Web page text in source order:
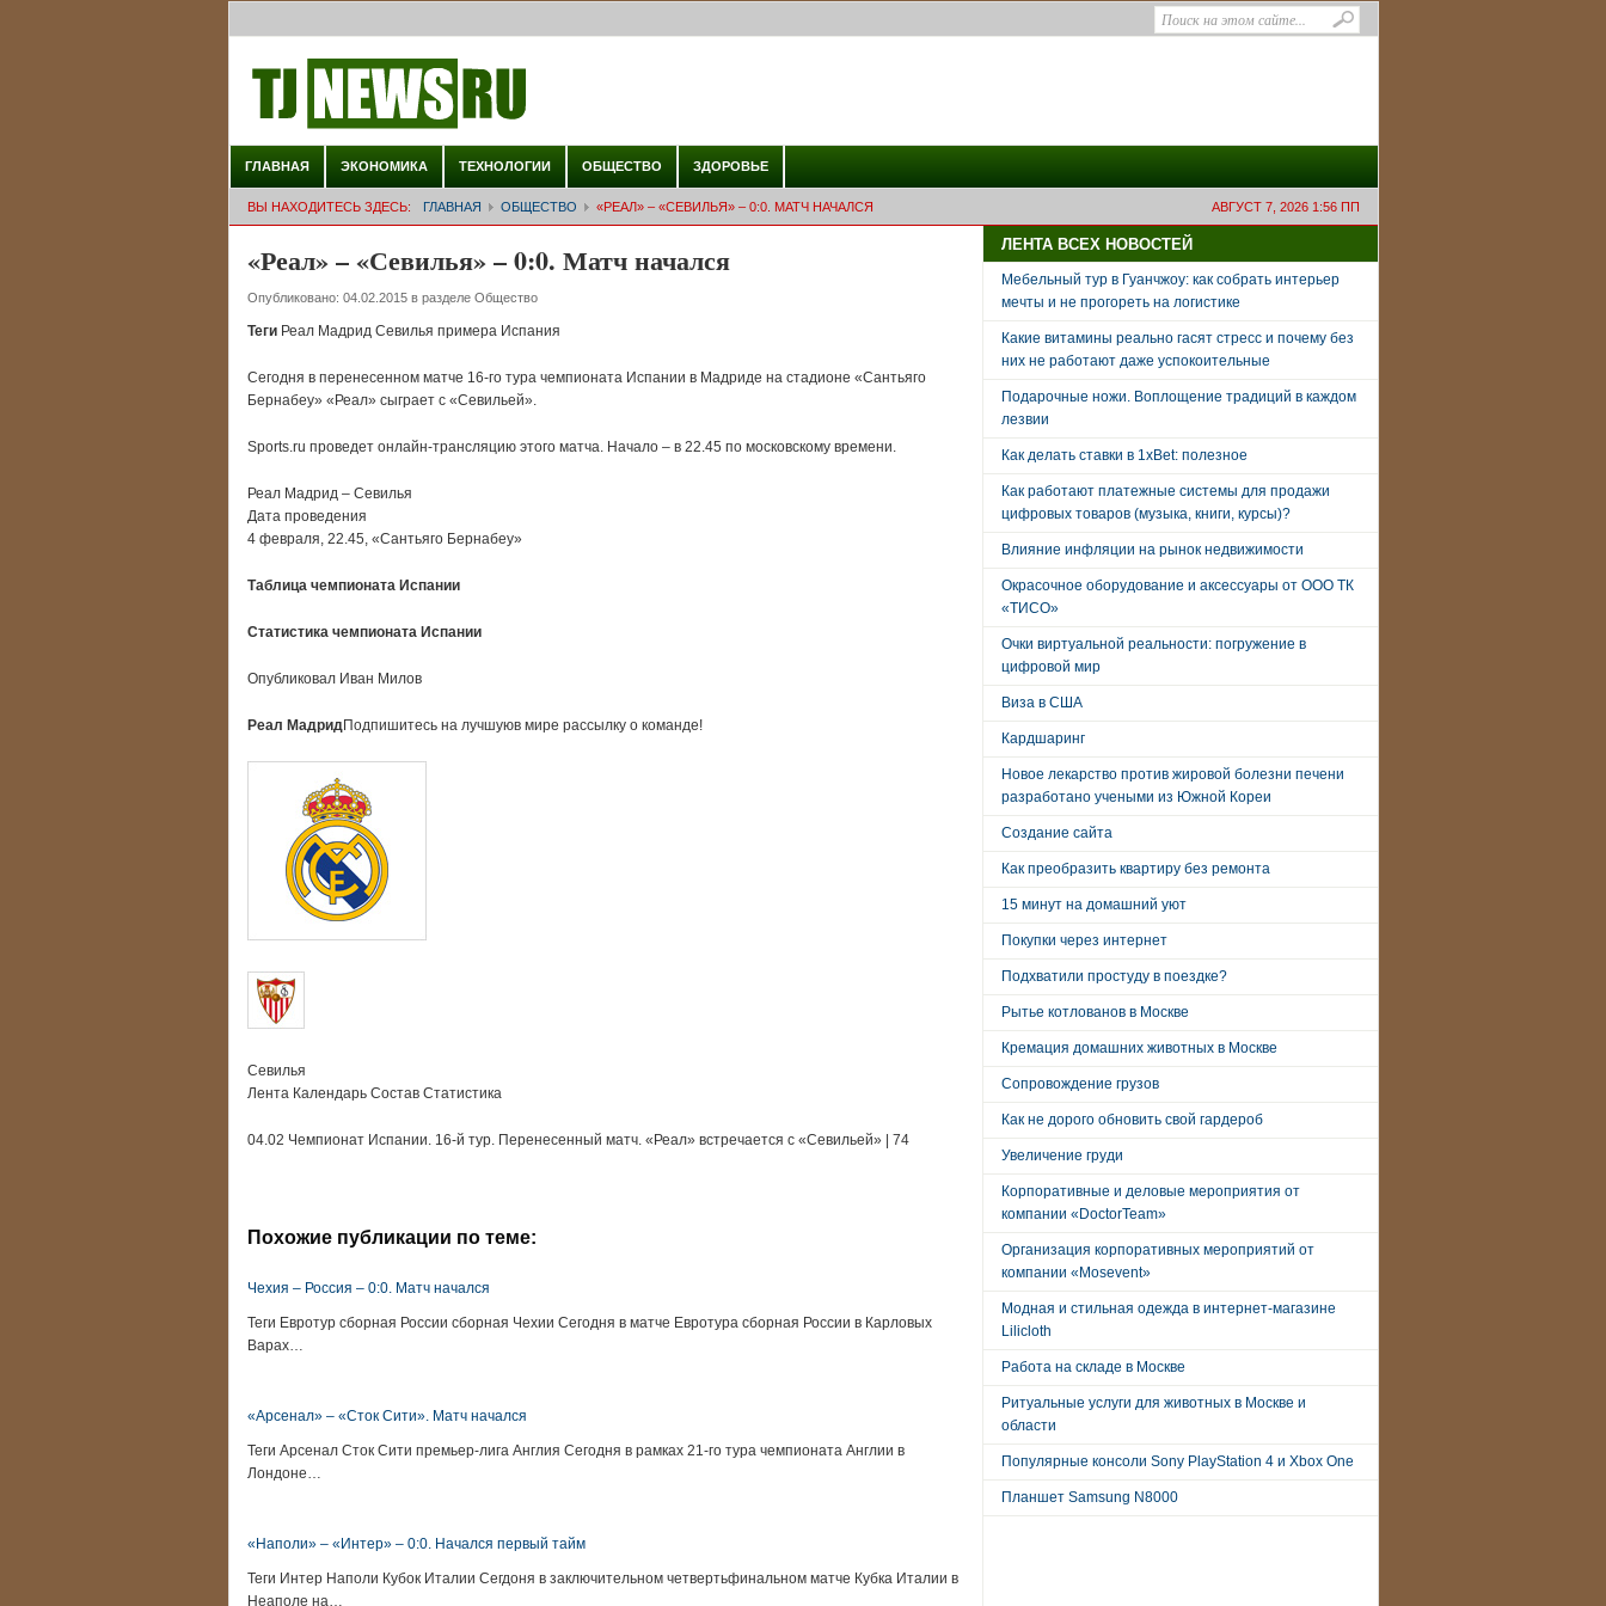
ГЛАВНАЯ ЭКОНОМИКА ТЕХНОЛОГИИ ОБЩЕСТВО ЗДОРОВЬЕ
АВГУСТ 7, 2026 1:56 ПП
ВЫ НАХОДИТЕСЬ ЗДЕСЬ: ГЛАВНАЯ ОБЩЕСТВО «РЕАЛ» – «СЕВИЛЬЯ» – 0:0. МАТЧ НАЧАЛСЯ
«Реал» – «Севилья» – 0:0. Матч начался
Опубликовано: 04.02.2015 в разделе Общество
ТегиРеал Мадрид Севилья примера Испания
Сегодня в перенесенном матче 16-го тура чемпионата Испании в Мадриде на стадионе «Сантьяго
Бернабеу» «Реал» сыграет с «Севильей».
Sports.ru проведет онлайн-трансляцию этого матча. Начало – в 22.45 по московскому времени.
Реал Мадрид – Севилья
Дата проведения
4 февраля, 22.45, «Сантьяго Бернабеу»
Таблица чемпионата Испании
Статистика чемпионата Испании
Опубликовал Иван Милов
Реал МадридПодпишитесь на лучшуюв мире рассылку о команде!
Севилья
Лента Календарь Состав Статистика
04.02 Чемпионат Испании. 16-й тур. Перенесенный матч. «Реал» встречается с «Севильей» | 74
Похожие публикации по теме:
Чехия – Россия – 0:0. Матч начался
Теги Евротур сборная России сборная Чехии Сегодня в матче Евротура сборная России в Карловых
Варах…
«Арсенал» – «Сток Сити». Матч начался
Теги Арсенал Сток Сити премьер-лига Англия Сегодня в рамках 21-го тура чемпионата Англии в
Лондоне…
«Наполи» – «Интер» – 0:0. Начался первый тайм
Теги Интер Наполи Кубок Италии Сегдоня в заключительном четвертьфинальном матче Кубка Италии в
Неаполе на…
ЛЕНТА ВСЕХ НОВОСТЕЙ
Мебельный тур в Гуанчжоу: как собрать интерьер
мечты и не прогореть на логистике
Какие витамины реально гасят стресс и почему без
них не работают даже успокоительные
Подарочные ножи. Воплощение традиций в каждом
лезвии
Как делать ставки в 1xBet: полезное
Как работают платежные системы для продажи
цифровых товаров (музыка, книги, курсы)?
Влияние инфляции на рынок недвижимости
Окрасочное оборудование и аксессуары от ООО ТК
«ТИСО»
Очки виртуальной реальности: погружение в
цифровой мир
Виза в США
Кардшаринг
Новое лекарство против жировой болезни печени
разработано учеными из Южной Кореи
Создание сайта
Как преобразить квартиру без ремонта
15 минут на домашний уют
Покупки через интернет
Подхватили простуду в поездке?
Рытье котлованов в Москве
Кремация домашних животных в Москве
Сопровождение грузов
Как не дорого обновить свой гардероб
Увеличение груди
Корпоративные и деловые мероприятия от
компании «DoctorTeam»
Организация корпоративных мероприятий от
компании «Mosevent»
Модная и стильная одежда в интернет-магазине
Lilicloth
Работа на складе в Москве
Ритуальные услуги для животных в Москве и
области
Популярные консоли Sony PlayStation 4 и Xbox One
Планшет Samsung N8000